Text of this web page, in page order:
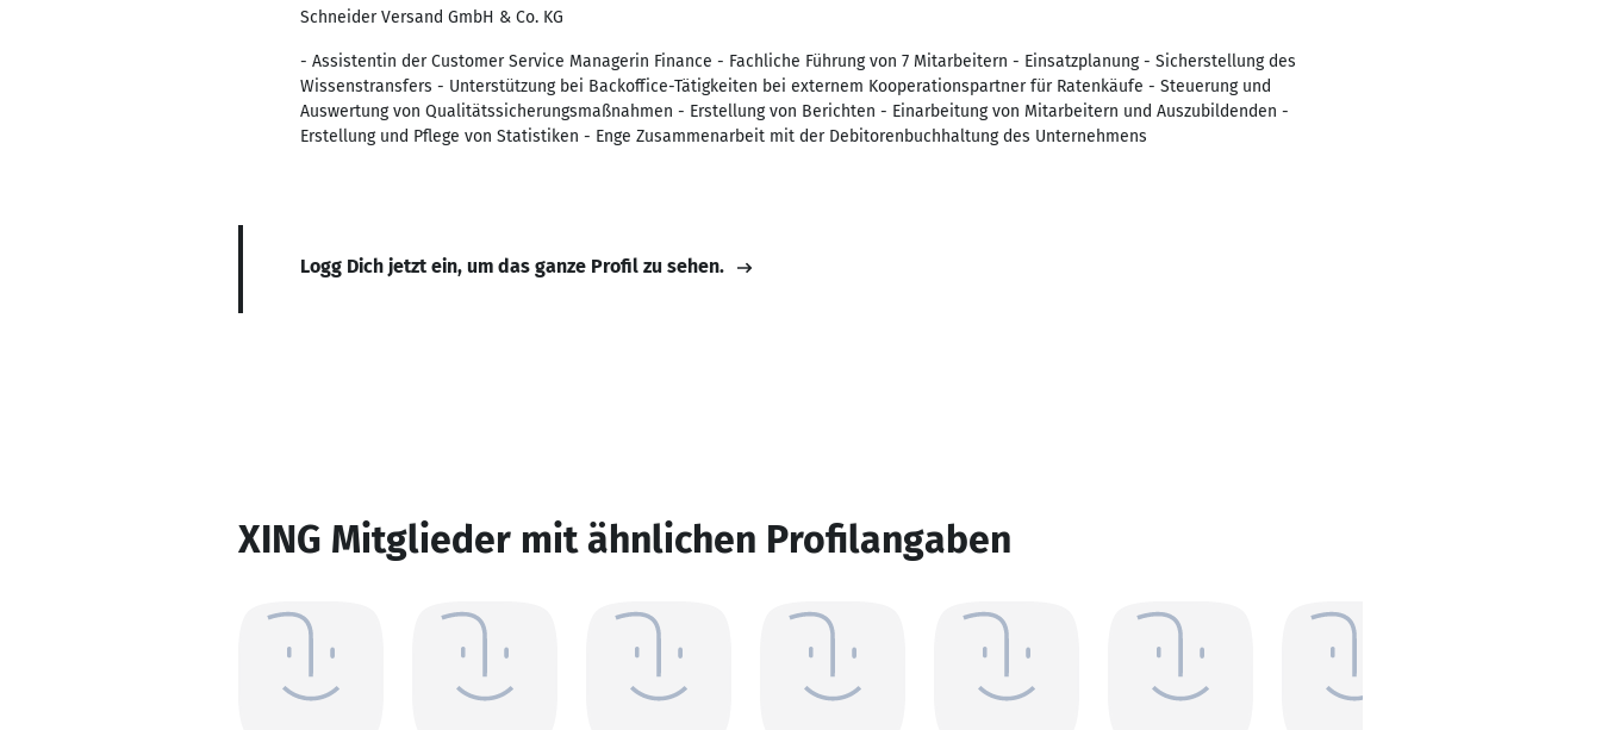
Schneider Versand GmbH & Co. KG
- Assistentin der Customer Service Managerin Finance - Fachliche Führung von 7 Mitarbeitern - Einsatzplanung - Sicherstellung des
Wissenstransfers - Unterstützung bei Backoffice-Tätigkeiten bei externem Kooperationspartner für Ratenkäufe - Steuerung und
Auswertung von Qualitätssicherungsmaßnahmen - Erstellung von Berichten - Einarbeitung von Mitarbeitern und Auszubildenden -
Erstellung und Pflege von Statistiken - Enge Zusammenarbeit mit der Debitorenbuchhaltung des Unternehmens
Logg Dich jetzt ein, um das ganze Profil zu sehen.
XING Mitglieder mit ähnlichen Profilangaben